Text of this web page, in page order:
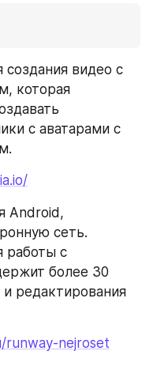
видео с
которая
с аватарами с
Android,
сеть.
работы с
более 30
редактирования
nejroset